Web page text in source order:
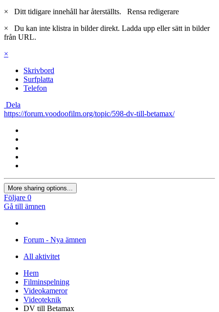
×
Ditt tidigare innehåll har återställts. Rensa redigerare
×
Du kan inte klistra in bilder direkt. Ladda upp eller sätt in bilder
från URL.
×
Skrivbord
Surfplatta
Telefon
Dela
https://forum.voodoofilm.org/topic/598-dv-till-betamax/
More sharing options...
Följare 0
Gå till ämnen
Forum - Nya ämnen
All aktivitet
Hem
Filminspelning
Videokameror
Videoteknik
DV till Betamax